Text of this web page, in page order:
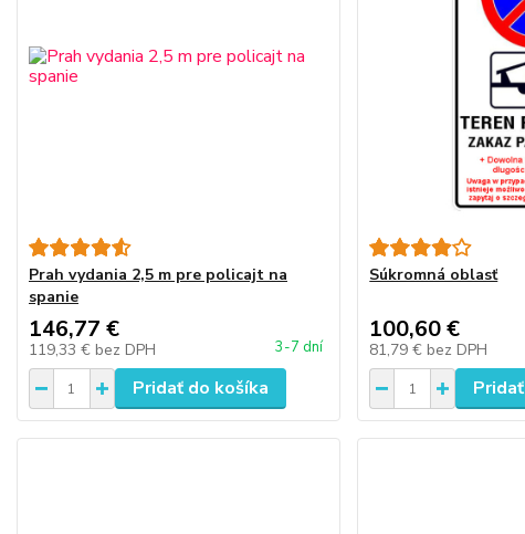
Prah vydania 2,5 m pre policajt na
spanie
146,77 €
119,33 € bez DPH 3-7 dní
Pridať do košíka
Súkromná oblasť
100,60 €
81,79 € bez DPH